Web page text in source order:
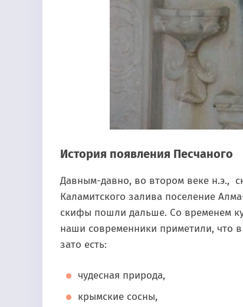
История появления Песчаного
Давным-давно, во втором веке н.э.,
Каламитского залива поселение
скифы пошли дальше. Со временем
наши современники приметили, что
зато есть:
чудесная природа,
крымские сосны,